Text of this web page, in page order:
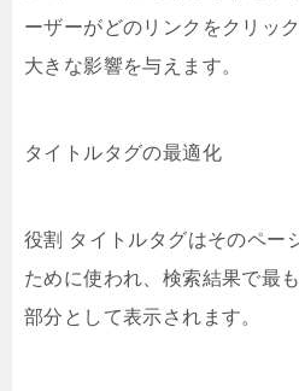
ーザーがどのリンクをクリッ
大きな影響を与えます。
タイトルタグの最適化
役割 タイトルタグはそのペー
ために使われ、検索結果で最
部分として表示されます。